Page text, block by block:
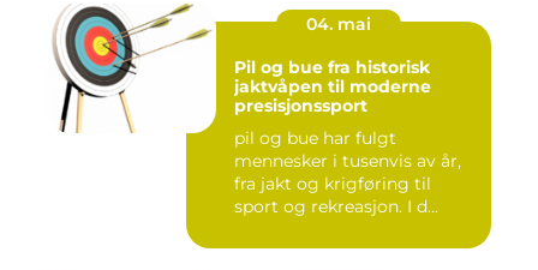
04. mai
Pil og bue fra historisk
jaktvåpen til moderne
presisjonssport
pil og bue har fulgt
mennesker i tusenvis av år,
fra jakt og krigføring til
sport og rekreasjon. I d...